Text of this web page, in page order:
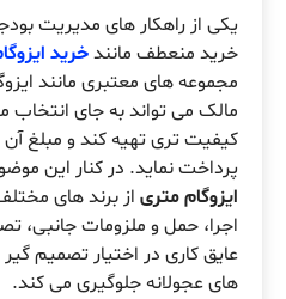
یکی از راهکار های مدیریت
خرید منعطف مانندخرید
مجموعه های معتبری مانند
مالک می تواند به جای انتخاب
کیفیت تری تهیه کند و مبلغ آن
پرداخت نماید. در کنار این
ایزوگام متری از برند های
اجرا، حمل و ملزومات جانبی،
عایق کاری در اختیار تصمیم
های عجولانه جلوگیری می کند.